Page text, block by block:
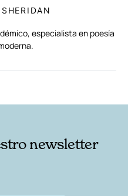
especialista en poesía
newsletter